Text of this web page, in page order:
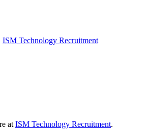
ISM Technology Recruitment
at ISM Technology Recruitment.